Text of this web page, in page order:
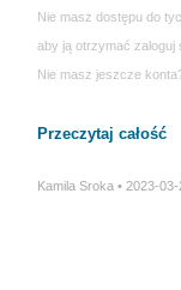
Nie masz dostępu do
aby ją otrzymać zaloguj
Nie masz jeszcze
Przeczytaj całość
Kamila Sroka 2023-03-